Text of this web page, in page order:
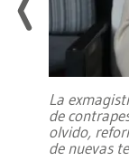
La
de
olvido,
de nuevas